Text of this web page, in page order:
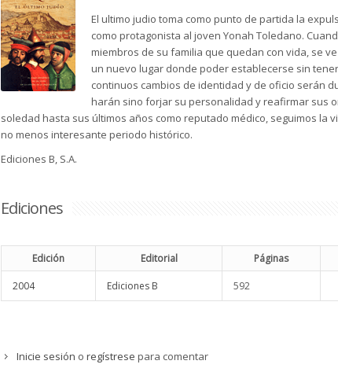
El ultimo judio toma como punto de partida la
como protagonista al joven Yonah Toledano.
miembros de su familia que quedan con vida, se
un nuevo lugar donde poder establecerse sin
continuos cambios de identidad y de oficio serán
harán sino forjar su personalidad y reafirmar sus
soledad hasta sus últimos años como reputado médico, seguimos la
no menos interesante periodo histórico.
Ediciones B, S.A.
Ediciones
Edición Editorial Páginas
2004 Ediciones B 592
Inicie sesión o regístrese para comentar